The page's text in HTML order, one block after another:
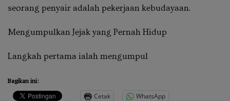
seorang penyair adalah pekerjaan kebudayaan.
Mengumpulkan Jejak yang Pernah Hidup
Langkah pertama ialah mengumpul
Bagikan ini:
Cetak
WhatsApp